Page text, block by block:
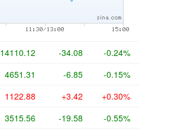
14110.12 -34.08 -0.24%
4651.31 -6.85 -0.15%
1122.88 +3.42 +0.30%
3515.56 -19.58 -0.55%